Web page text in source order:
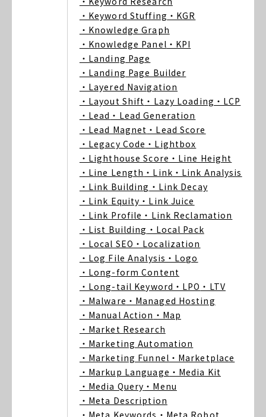
・Keyword Stuffing ・KGR
・Knowledge Graph
・Knowledge Panel ・KPI
・Landing Page
・Landing Page Builder
・Layered Navigation
・Layout Shift ・Lazy Loading ・LCP
・Lead ・Lead Generation
・Lead Magnet ・Lead Score
・Legacy Code ・Lightbox
・Lighthouse Score ・Line Height
・Line Length ・Link ・Link Analysis
・Link Building ・Link Decay
・Link Equity ・Link Juice
・Link Profile ・Link Reclamation
・List Building ・Local Pack
・Local SEO ・Localization
・Log File Analysis ・Logo
・Long-form Content
・Long-tail Keyword ・LPO ・LTV
・Malware ・Managed Hosting
・Manual Action ・Map
・Market Research
・Marketing Automation
・Marketing Funnel ・Marketplace
・Markup Language ・Media Kit
・Media Query ・Menu
・Meta Description
・Meta Keywords ・Meta Robot